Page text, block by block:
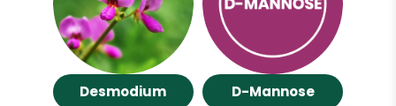
Desmodium D-Mannose